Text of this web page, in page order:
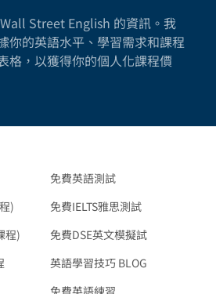
Street English 的資訊。我
你的英語水平、學習需求和課程
格，以獲得你的個人化課程價
)
程)
免費英語測試
免費IELTS雅思測試
免費DSE英文模擬試
英語學習技巧 BLOG
免費英語練習